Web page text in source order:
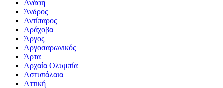
Ανάφη
Άνδρος
Αντίπαρος
Αράχοβα
Άργος
Αργοσαρωνικός
Άρτα
Αρχαία Ολυμπία
Αστυπάλαια
Αττική